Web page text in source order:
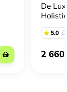
De
5.0
2 660